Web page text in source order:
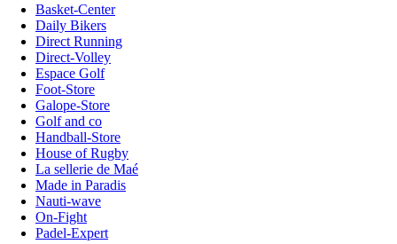
Basket-Center
Daily Bikers
Direct Running
Direct-Volley
Espace Golf
Foot-Store
Galope-Store
Golf and co
Handball-Store
House of Rugby
La sellerie de Maé
Made in Paradis
Nauti-wave
On-Fight
Padel-Expert